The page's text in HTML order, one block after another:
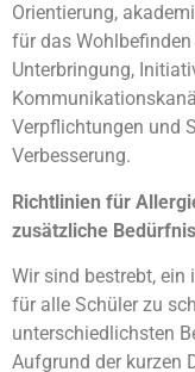
Orientierung,
für das
Unterbringung,
Verpflichtungen und
Verbesserung.
Richtlinien für
zusätzliche
Wir sind bestrebt, ein
für alle Schüler zu
unterschiedlichsten
Aufgrund der kurzen